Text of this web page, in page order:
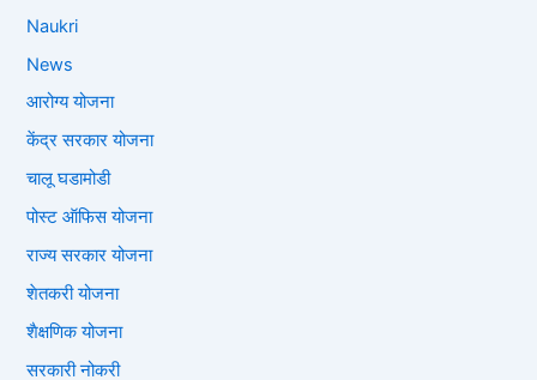
Naukri
News
आरोग्य योजना
केंद्र सरकार योजना
चालू घडामोडी
पोस्ट ऑफिस योजना
राज्य सरकार योजना
शेतकरी योजना
शैक्षणिक योजना
सरकारी नोकरी